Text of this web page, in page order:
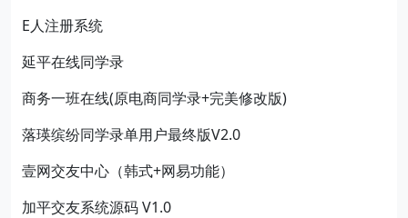
E人注册系统
延平在线同学录
商务一班在线(原电商同学录+完美修改版)
落瑛缤纷同学录单用户最终版V2.0
壹网交友中心（韩式+网易功能）
加平交友系统源码 V1.0